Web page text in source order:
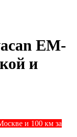
EM-
и
и 100 км за